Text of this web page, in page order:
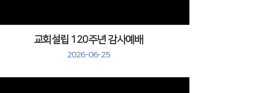
교회설립 120주년 감사예배
2026-06-25